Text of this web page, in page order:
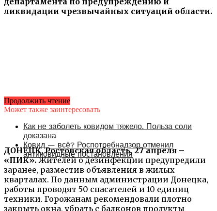
ликвидации чрезвычайных ситуаций области.
ДОНЕЦК, Ростовская область, 27 апреля –
«ПИК».Жителей о дезинфекции предупредили
заранее, разместив объявления в жилых
кварталах. По данным администрации Донецка,
работы проводят 50 спасателей и 10 единиц
техники. Горожанам рекомендовали плотно
закрыть окна, убрать с балконов продукты
Продолжить чтение
Может также заинтересовать
Как не заболеть ковидом тяжело. Польза соли
доказана
Ковид — всё? Роспотребнадзор отменил
антиковидные постановления